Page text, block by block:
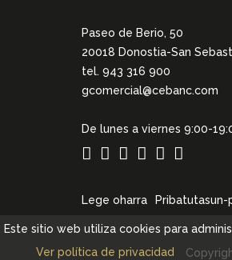
Paseo de Berio, 50
20018 Donostia-San
tel. 943 316 900
gcomercial@cebanc.com
De lunes a viernes 9:00-
Lege oharra Pribatutasun-
Este sitio web utiliza cookies para
Ver política de privacidad